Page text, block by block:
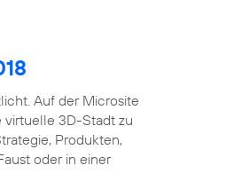
Auf der Microsite
virtuelle 3D-Stadt zu
Produkten,
oder in einer